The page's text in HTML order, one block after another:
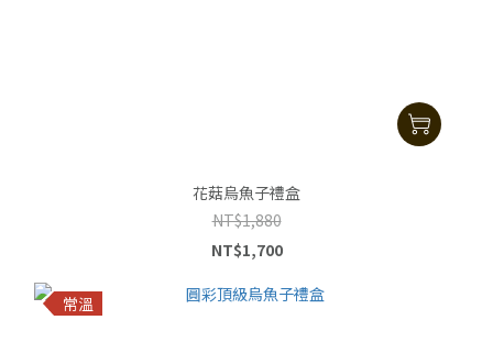
花菇烏魚子禮盒
NT$1,880
NT$1,700
常溫